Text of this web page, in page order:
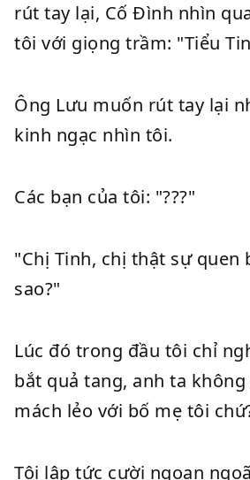
rút tay lại, Cố Đình nhìn
tôi với giọng trầm: "Tiểu
Ông Lưu muốn rút tay lại
kinh ngạc nhìn tôi.
Các bạn của tôi: "???"
"Chị Tinh, chị thật sự quen
sao?"
Lúc đó trong đầu tôi chỉ
bắt quả tang, anh ta
mách lẻo với bố mẹ tôi
Tôi lập tức cười ngoan